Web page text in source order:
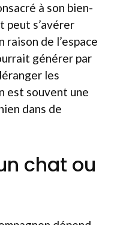
à son bien-
peut s’avérer
raison de l’espace
générer par
les
est souvent une
dans de
chat ou